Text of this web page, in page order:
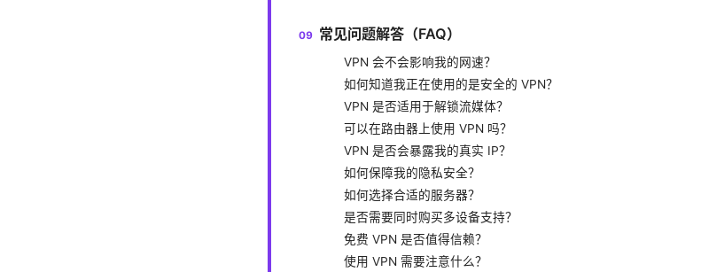
常见问题解答（FAQ）
VPN 会不会影响我的网速？
如何知道我正在使用的是安全的 VPN？
VPN 是否适用于解锁流媒体？
可以在路由器上使用 VPN 吗？
VPN 是否会暴露我的真实 IP？
如何保障我的隐私安全？
如何选择合适的服务器？
是否需要同时购买多设备支持？
免费 VPN 是否值得信赖？
使用 VPN 需要注意什么？